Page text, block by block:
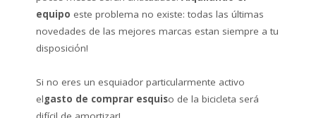
equipo este problema no existe: todas las últimas
novedades de las mejores marcas estan siempre a tu
disposiciόn!
Si no eres un esquiador particularmente activo
elgasto de comprar esquiso de la bicicleta será